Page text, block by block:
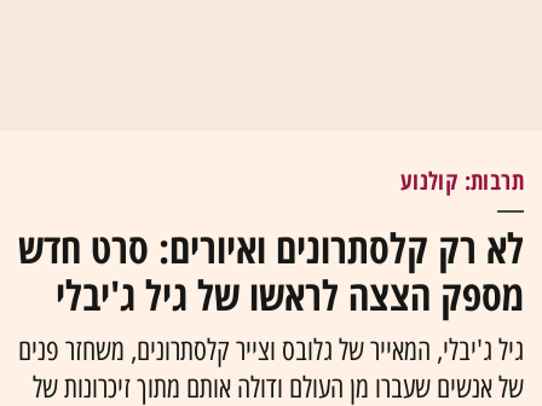
תרבות: קולנוע
לא רק קלסתרונים ואיורים: סרט חדש
מספק הצצה לראשו של גיל ג'יבלי
גיל ג'יבלי, המאייר של גלובס וצייר קלסתרונים, משחזר פנים
של אנשים שעברו מן העולם ודולה אותם מתוך זיכרונות של